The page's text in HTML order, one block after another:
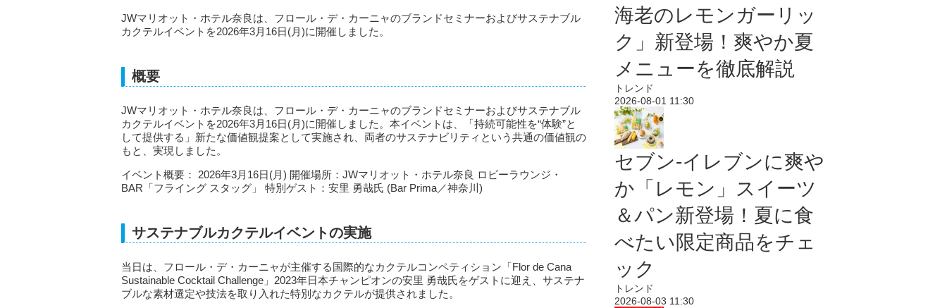
JWマリオット・ホテル奈良は、フロール・デ・カーニャのブランドセミナーおよびサステナブル
カクテルイベントを2026年3月16日(月)に開催しました。
概要
JWマリオット・ホテル奈良は、フロール・デ・カーニャのブランドセミナーおよびサステナブル
カクテルイベントを2026年3月16日(月)に開催しました。本イベントは、「持続可能性を“体験”と
して提供する」新たな価値観提案として実施され、両者のサステナビリティという共通の価値観の
もと、実現しました。
イベント概要： 2026年3月16日(月) 開催場所：JWマリオット・ホテル奈良 ロビーラウンジ・
BAR「フライング スタッグ」 特別ゲスト：安里 勇哉氏 (Bar Prima／神奈川)
サステナブルカクテルイベントの実施
当日は、フロール・デ・カーニャが主催する国際的なカクテルコンペティション「Flor de Cana
Sustainable Cocktail Challenge」2023年日本チャンピオンの安里 勇哉氏をゲストに迎え、サステナ
ブルな素材選定や技法を取り入れた特別なカクテルが提供されました。
海老のレモンガーリッ
ク」新登場！爽やか夏
メニューを徹底解説
トレンド
2026-08-01 11:30
セブン‐イレブンに爽や
か「レモン」スイーツ
＆パン新登場！夏に食
べたい限定商品をチェ
ック
トレンド
2026-08-03 11:30